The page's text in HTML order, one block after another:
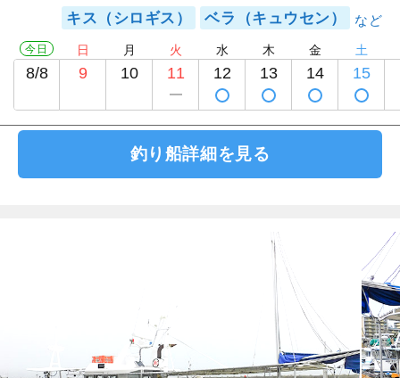
キス（シロギス） ベラ（キュウセン）
今日
8/8
日
9
月
10
火
11
水
12
木
13
金
14
土
15
釣り船詳細を見る